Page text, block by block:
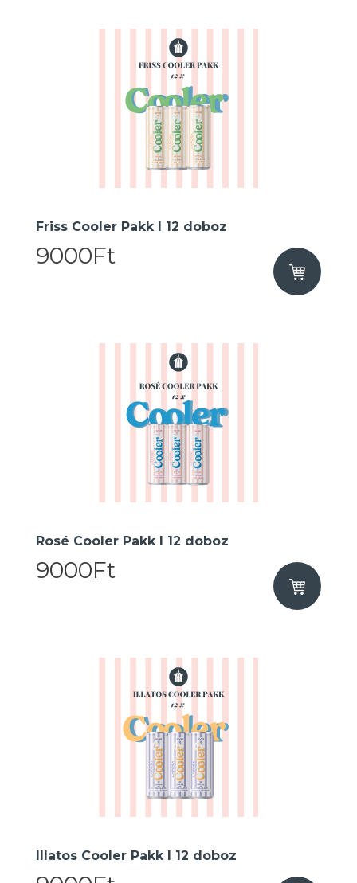
Friss Cooler Pakk I 12 doboz
9000Ft
Rosé Cooler Pakk I 12 doboz
9000Ft
Illatos Cooler Pakk I 12 doboz